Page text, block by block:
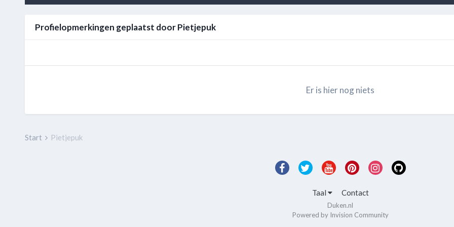
Profielopmerkingen geplaatst door Pietjepuk
Er is hier nog niets
Start Pietjepuk
Taal Contact
Duken.nl
Powered by Invision Community